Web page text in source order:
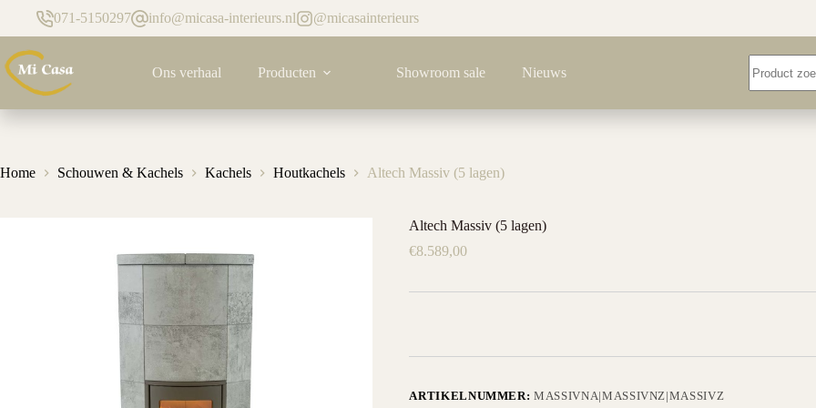
de
inhoud
071-5150297 info@micasa-interieurs.nl @micasainterieurs
Ons verhaal Producten Showroom sale Nieuws
resultaten
Home Schouwen & Kachels Kachels Houtkachels Altech Massiv (5 lagen)
Altech Massiv (5 lagen)
€8.589,00
ARTIKELNUMMER:MASSIVNA|MASSIVNZ|MASSIVZ